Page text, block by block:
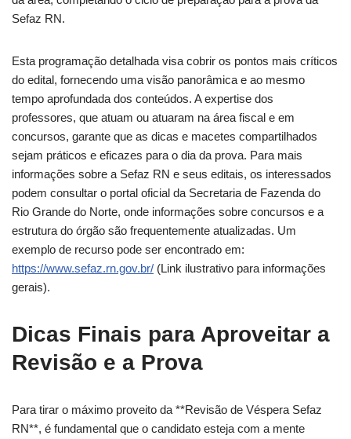
Sefaz RN.
Esta programação detalhada visa cobrir os pontos mais críticos
do edital, fornecendo uma visão panorâmica e ao mesmo
tempo aprofundada dos conteúdos. A expertise dos
professores, que atuam ou atuaram na área fiscal e em
concursos, garante que as dicas e macetes compartilhados
sejam práticos e eficazes para o dia da prova. Para mais
informações sobre a Sefaz RN e seus editais, os interessados
podem consultar o portal oficial da Secretaria de Fazenda do
Rio Grande do Norte, onde informações sobre concursos e a
estrutura do órgão são frequentemente atualizadas. Um
exemplo de recurso pode ser encontrado em:
https://www.sefaz.rn.gov.br/ (Link ilustrativo para informações
gerais).
Dicas Finais para Aproveitar a
Revisão e a Prova
Para tirar o máximo proveito da **Revisão de Véspera Sefaz
RN**, é fundamental que o candidato esteja com a mente